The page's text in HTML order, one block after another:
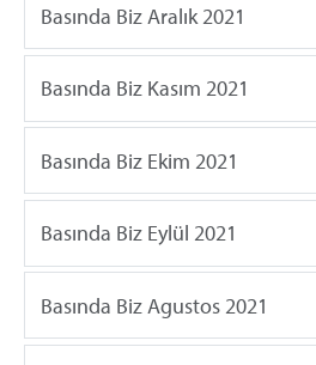
Basında Biz Aralık 2021
Basında Biz Kasım 2021
Basında Biz Ekim 2021
Basında Biz Eylül 2021
Basında Biz Agustos 2021